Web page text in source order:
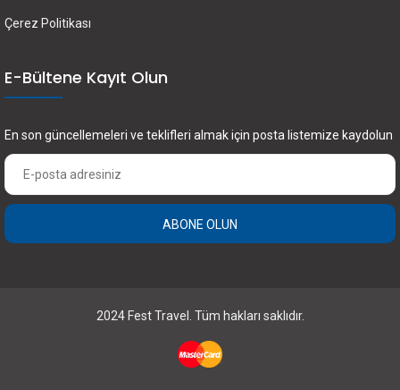
için Üye Olun.
Çerez Politikası
E-Bültene Kayıt Olun
En son güncellemeleri ve teklifleri almak için posta listemize kaydolun
ABONE OLUN
2024 Fest Travel. Tüm hakları saklıdır.